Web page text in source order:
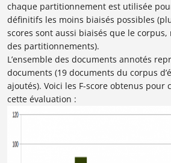
chaque partitionnement est utilisée
définitifs les moins biaisés possibles
scores sont aussi biaisés que le corpus,
des partitionnements).
L’ensemble des documents annotés
documents (19 documents du corpus
ajoutés). Voici les F-score obtenus pour
cette évaluation :